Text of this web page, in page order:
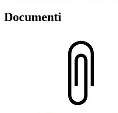
Documenti